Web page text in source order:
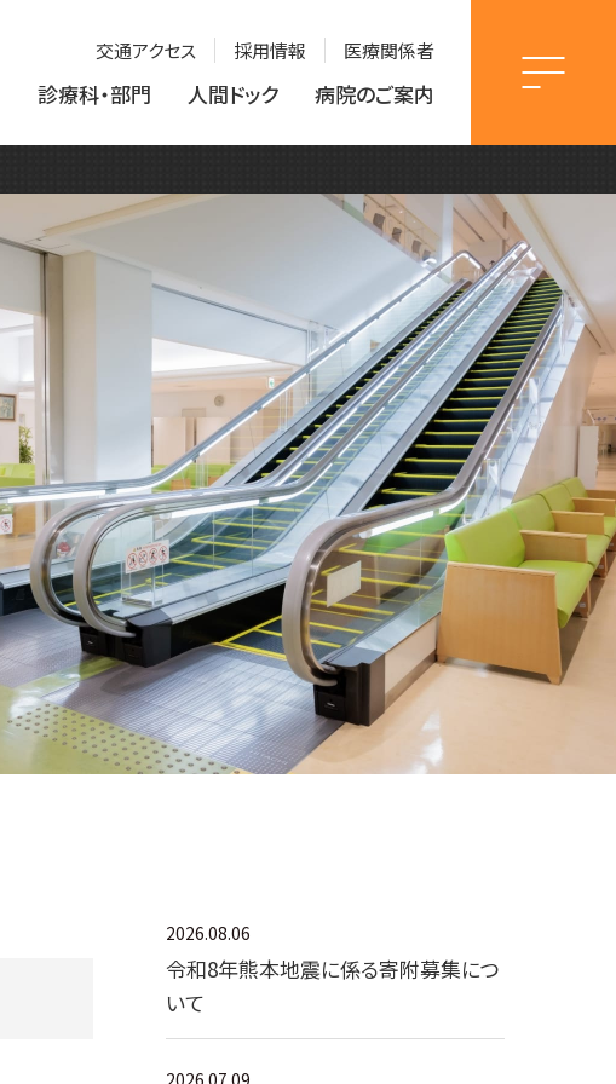
交通アクセス 採用情報 医療関係者
診療科・部門 人間ドック 病院のご案内
2026.08.06
令和8年熊本地震に係る寄附募集につ
いて
2026.07.09